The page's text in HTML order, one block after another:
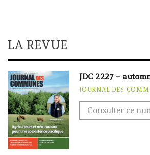
LA REVUE
JDC 2227 –
JOURNAL DES
Consulter ce